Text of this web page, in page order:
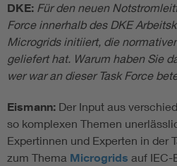
DKE: Für den neuen
Force innerhalb des DKE
Microgrids initiiert, die
geliefert hat. Warum haben Sie
wer war an dieser Task Force
Eismann: Der Input aus
so komplexen Themen
Expertinnen und Experten in der
zum Thema Microgrids auf IEC-